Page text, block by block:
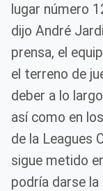
lugar número
dijo André
prensa, el
el terreno de
deber a lo
así como en
de la Leagues
sigue metido
podría darse